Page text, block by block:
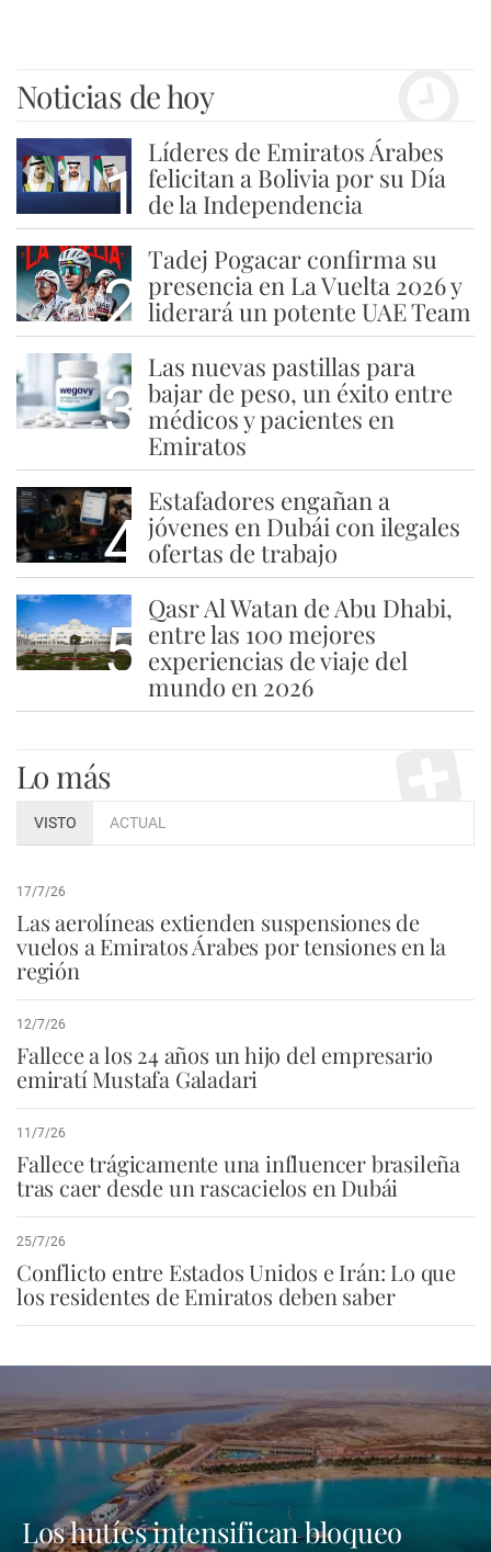
Noticias de hoy
1
Líderes de Emiratos Árabes
felicitan a Bolivia por su Día
de la Independencia
2
Tadej Pogacar confirma su
presencia en La Vuelta 2026 y
liderará un potente UAE Team
3
Las nuevas pastillas para
bajar de peso, un éxito entre
médicos y pacientes en
Emiratos
4
Estafadores engañan a
jóvenes en Dubái con ilegales
ofertas de trabajo
5
Qasr Al Watan de Abu Dhabi,
entre las 100 mejores
experiencias de viaje del
mundo en 2026
Lo más
VISTO ACTUAL
17/7/26
Las aerolíneas extienden suspensiones de
vuelos a Emiratos Árabes por tensiones en la
región
12/7/26
Fallece a los 24 años un hijo del empresario
emiratí Mustafa Galadari
11/7/26
Fallece trágicamente una influencer brasileña
tras caer desde un rascacielos en Dubái
25/7/26
Conflicto entre Estados Unidos e Irán: Lo que
los residentes de Emiratos deben saber
Los hutíes intensifican bloqueo